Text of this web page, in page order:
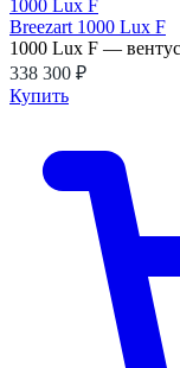
Breezart 1000 Lux F
1000 Lux F —
338 300 ₽
Купить